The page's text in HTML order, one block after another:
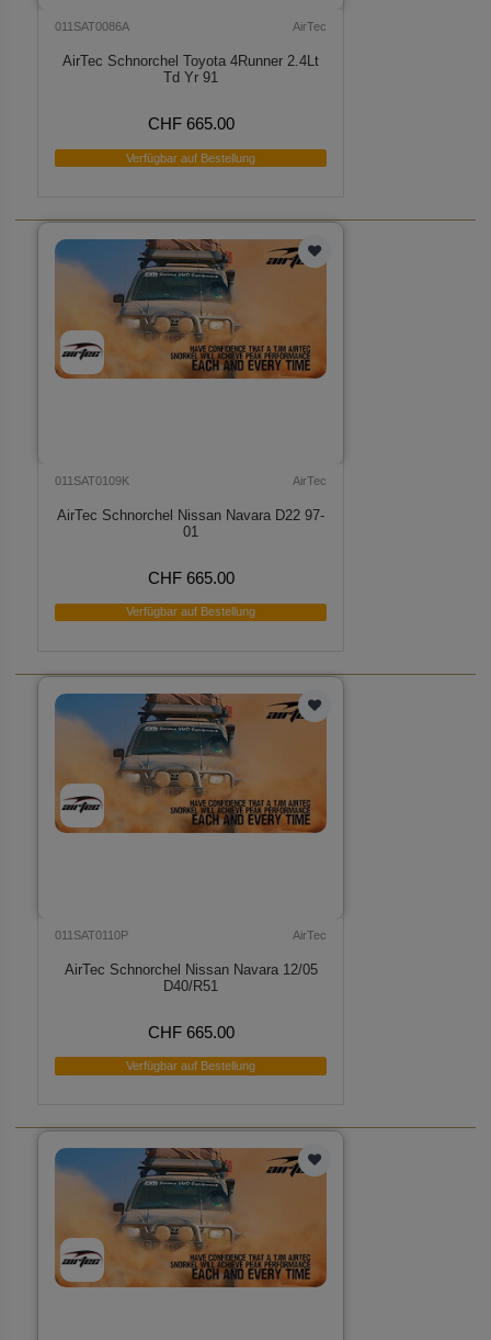
011SAT0086A AirTec
AirTec Schnorchel Toyota 4Runner 2.4Lt
Td Yr 91
CHF 665.00
Verfügbar auf Bestellung
011SAT0109K AirTec
AirTec Schnorchel Nissan Navara D22 97-
01
CHF 665.00
Verfügbar auf Bestellung
011SAT0110P AirTec
AirTec Schnorchel Nissan Navara 12/05
D40/R51
CHF 665.00
Verfügbar auf Bestellung